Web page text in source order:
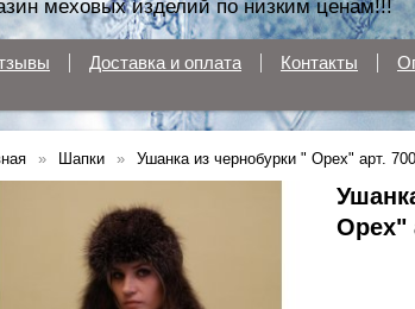
меховых изделий по низким ценам!!!
Доставка и оплата Контакты
Шапки Ушанка из чернобурки " Орех" арт.
Орех"